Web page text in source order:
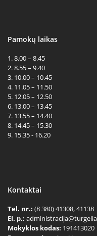
Pamokų laikas
1. 8.00 – 8.45
2. 8.55 – 9.40
3. 10.00 – 10.45
4. 11.05 – 11.50
5. 12.05 – 12.50
6. 13.00 – 13.45
7. 13.55 – 14.40
8. 14.45 – 15.30
9. 15.35 - 16.20
Kontaktai
Tel. nr.: (8 380) 41308, 41138
El. p.:
Mokyklos kodas: 191413020